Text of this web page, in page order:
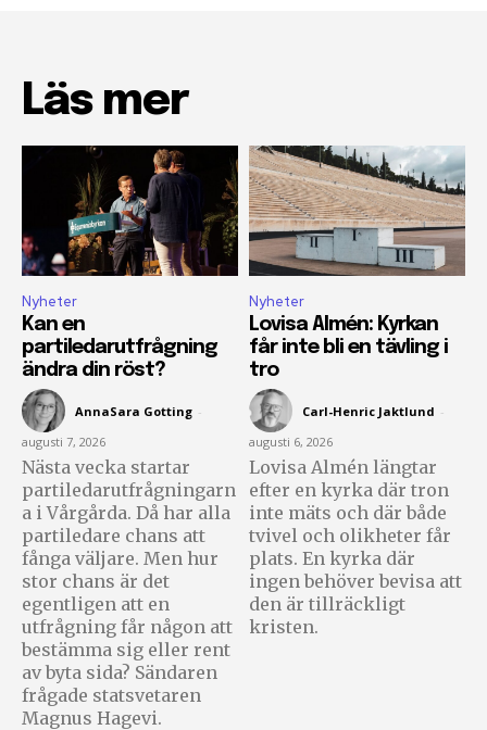
Läs mer
Nyheter
Kan en
partiledarutfrågning
ändra din röst?
AnnaSara Gotting -
augusti 7, 2026
Nästa vecka startar
partiledarutfrågningarn
a i Vårgårda. Då har alla
partiledare chans att
fånga väljare. Men hur
stor chans är det
egentligen att en
utfrågning får någon att
bestämma sig eller rent
av byta sida? Sändaren
frågade statsvetaren
Magnus Hagevi.
Nyheter
Lovisa Almén: Kyrkan
får inte bli en tävling i
tro
Carl-Henric Jaktlund -
augusti 6, 2026
Lovisa Almén längtar
efter en kyrka där tron
inte mäts och där både
tvivel och olikheter får
plats. En kyrka där
ingen behöver bevisa att
den är tillräckligt
kristen.